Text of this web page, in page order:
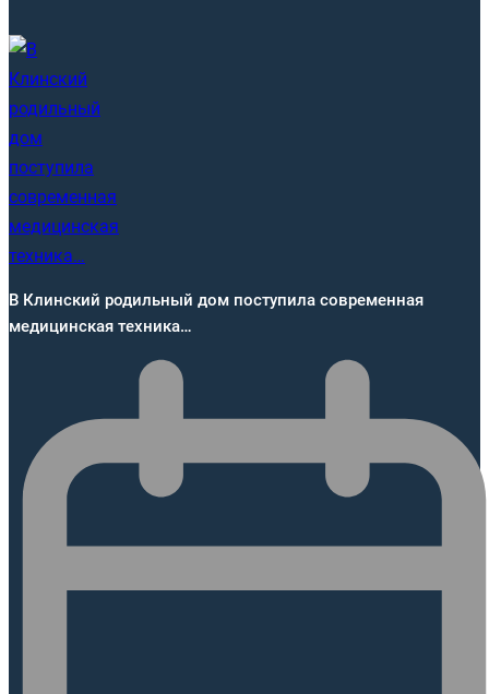
В Клинский родильный дом поступила современная
медицинская техника…